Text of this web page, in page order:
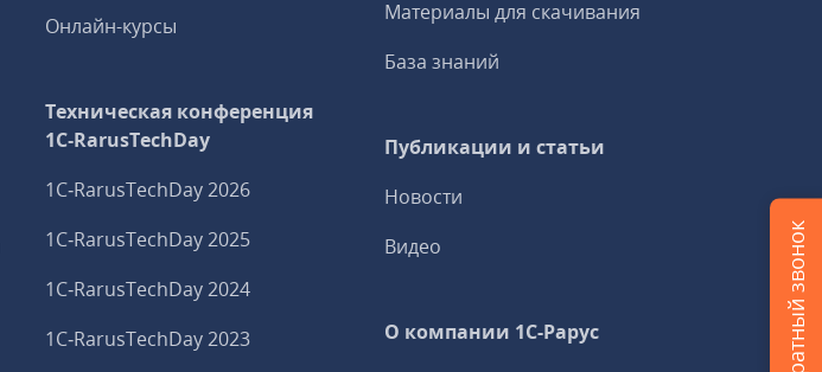
Онлайн-курсы
Техническая конференция
1C‑RarusTechDay
1C‑RarusTechDay 2026
1C‑RarusTechDay 2025
1C‑RarusTechDay 2024
1C‑RarusTechDay 2023
Материалы для скачивания
База знаний
Публикации и статьи
Новости
Видео
О компании 1C-Рарус